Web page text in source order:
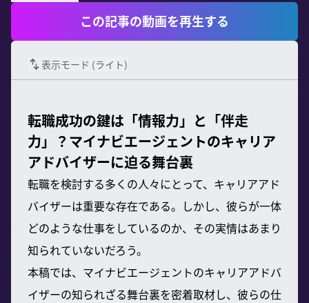
この記事の動画を再生する
表示モード (ライト)
転職成功の鍵は「情報力」と「伴走
力」？マイナビエージェントのキャリア
アドバイザーに迫る舞台裏
転職を検討する多くの人々にとって、キャリアアド
バイザーは重要な存在である。しかし、彼らが一体
どのような仕事をしているのか、その実情はあまり
知られていないだろう。
本稿では、マイナビエージェントのキャリアアドバ
イザーの知られざる舞台裏を密着取材し、彼らの仕